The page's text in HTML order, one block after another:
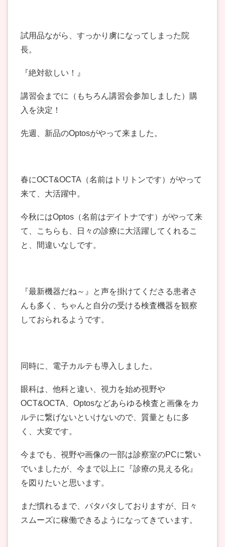
試用品ながら、すっかり虜になってしまった院
長。
『絶対欲しい！』
講習会までに（もちろん講習会参加しました）購
入を決定！
先週、新品のOptosがやって来ました。
春にOCT&OCTA（名前はトリトンです）がやって
来て、大活躍中。
今秋にはOptos（名前はデイトナです）がやって来
て、こちらも、日々の診療に大活躍してくれるこ
と、間違いなしです。
『最新機器だね～』と声を掛けてくださる患者さ
んも多く、ちゃんと自分の受ける検査機器を観察
しておられるようです。
同時に、電子カルテも導入しました。
眼科は、他科と違い、視力を始め視野や
OCT&OCTA、Optosなどあらゆる検査と画像をカ
ルテに繋げないといけないので、質量ともに多
く、大変です。
今までも、視野や画像の一部は診察室のPCに繋い
でいましたが、今まで以上に『診療の見える化』
を図りたいと思います。
まだ慣れるまで、バタバタしておりますが、日々
スムーズに稼働できるようになってきています。